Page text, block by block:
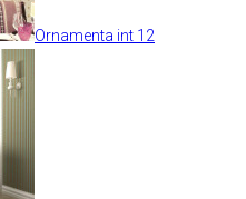
Ornamenta int 12